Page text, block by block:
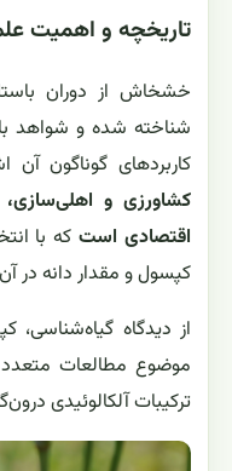
تاریخچه و اهمیت
خشخاش از دوران
شناخته شده و شواهد
کاربردهای گوناگون آن
کشاورزی و
اقتصادی استکه با
کپسول و مقدار دانه در
از دیدگاه
موضوع مطالعات متعدد
ترکیبات آلکالوئیدی